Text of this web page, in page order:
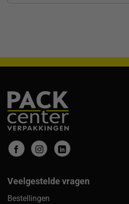
Veelgestelde vragen
Bestellingen